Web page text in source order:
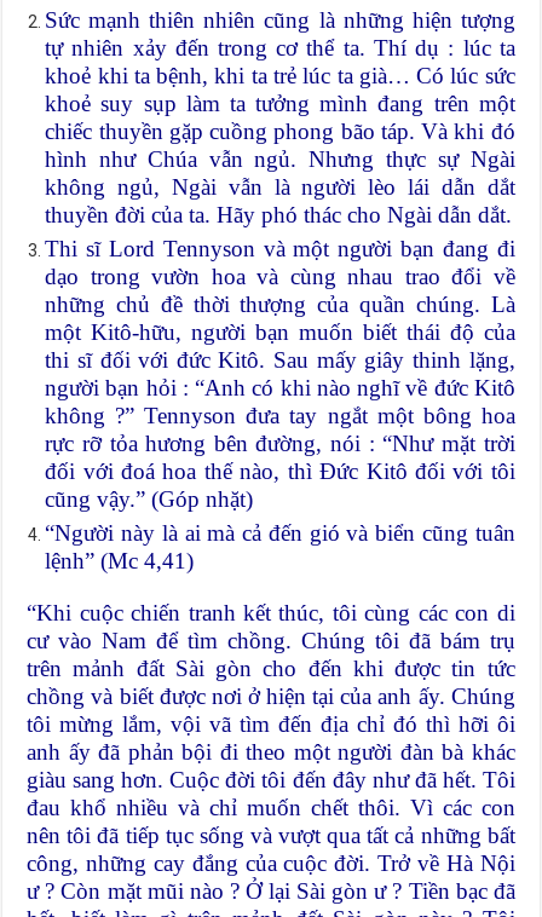
Sức mạnh thiên nhiên cũng là những hiện tượng
tự nhiên xảy đến trong cơ thể ta. Thí dụ : lúc ta
khoẻ khi ta bệnh, khi ta trẻ lúc ta già… Có lúc sức
khoẻ suy sụp làm ta tưởng mình đang trên một
chiếc thuyền gặp cuồng phong bão táp. Và khi đó
hình như Chúa vẫn ngủ. Nhưng thực sự Ngài
không ngủ, Ngài vẫn là người lèo lái dẫn dắt
thuyền đời của ta. Hãy phó thác cho Ngài dẫn dắt.
Thi sĩ Lord Tennyson và một người bạn đang đi
dạo trong vườn hoa và cùng nhau trao đổi về
những chủ đề thời thượng của quần chúng. Là
một Kitô-hữu, người bạn muốn biết thái độ của
thi sĩ đối với đức Kitô. Sau mấy giây thinh lặng,
người bạn hỏi : “Anh có khi nào nghĩ về đức Kitô
không ?” Tennyson đưa tay ngắt một bông hoa
rực rỡ tỏa hương bên đường, nói : “Như mặt trời
đối với đoá hoa thế nào, thì Đức Kitô đối với tôi
cũng vậy.” (Góp nhặt)
“Người này là ai mà cả đến gió và biển cũng tuân
lệnh” (Mc 4,41)
“Khi cuộc chiến tranh kết thúc, tôi cùng các con di
cư vào Nam để tìm chồng. Chúng tôi đã bám trụ
trên mảnh đất Sài gòn cho đến khi được tin tức
chồng và biết được nơi ở hiện tại của anh ấy. Chúng
tôi mừng lắm, vội vã tìm đến địa chỉ đó thì hỡi ôi
anh ấy đã phản bội đi theo một người đàn bà khác
giàu sang hơn. Cuộc đời tôi đến đây như đã hết. Tôi
đau khổ nhiều và chỉ muốn chết thôi. Vì các con
nên tôi đã tiếp tục sống và vượt qua tất cả những bất
công, những cay đắng của cuộc đời. Trở về Hà Nội
ư ? Còn mặt mũi nào ? Ở lại Sài gòn ư ? Tiền bạc đã